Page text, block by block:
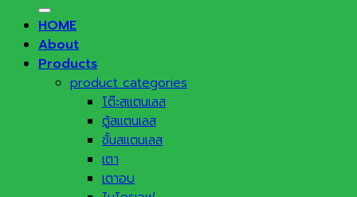
for:
HOME
About
Products
product categories
โต๊ะสแตนเลส
ตู้สแตนเลส
ชั้นสแตนเลส
เตา
เตาอบ